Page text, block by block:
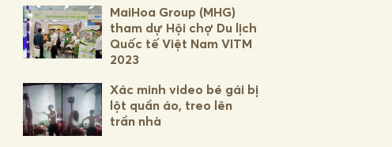
MaiHoa Group (MHG)
tham dự Hội chợ Du lịch
Quốc tế Việt Nam VITM
2023
Xác minh video bé gái bị
lột quần áo, treo lên
trần nhà